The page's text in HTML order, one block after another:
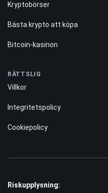
Kryptobörser
Bästa krypto att köpa
Bitcoin-kasinon
RÄTTSLIG
Villkor
Integritetspolicy
Cookiepolicy
Riskupplysning: